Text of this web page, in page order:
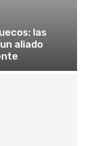
las
aliado